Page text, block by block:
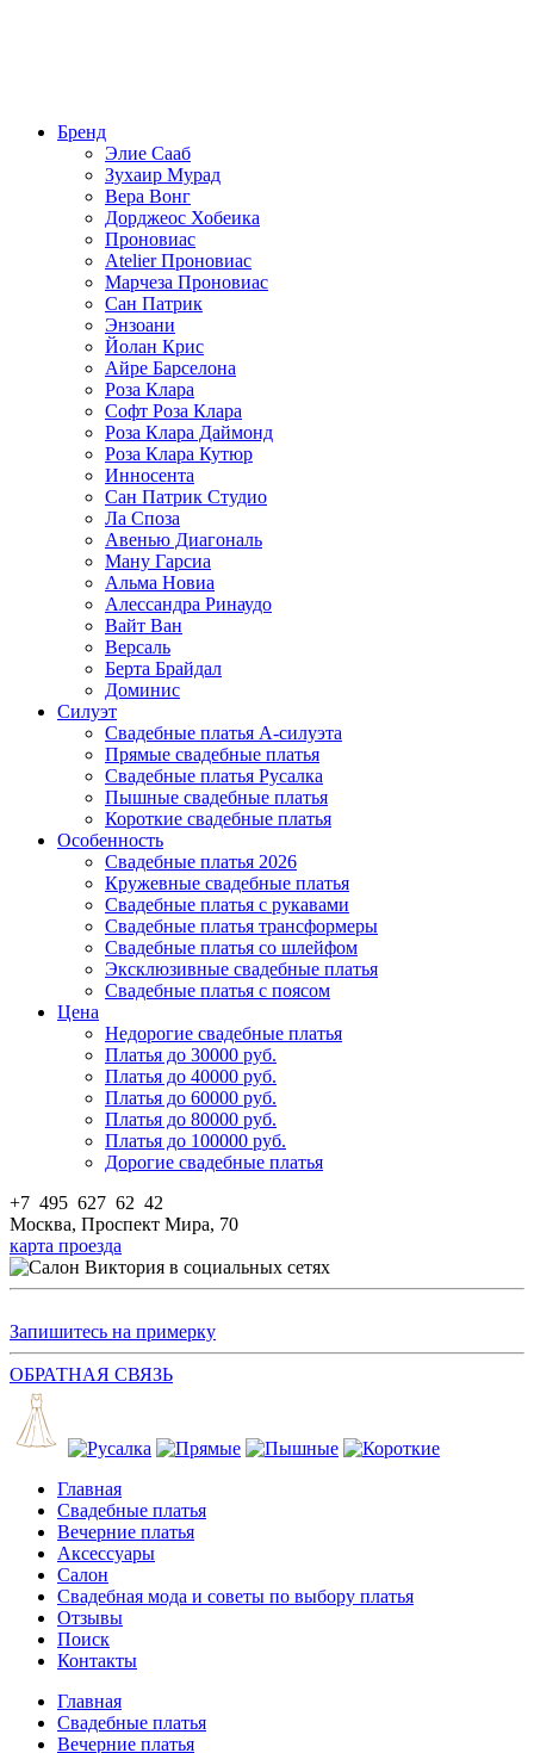
Бренд
Элие Сааб
Зухаир Мурад
Вера Вонг
Дорджеос Хобеика
Проновиас
Atelier Проновиас
Марчеза Проновиас
Сан Патрик
Энзоани
Йолан Крис
Айре Барселона
Роза Клара
Софт Роза Клара
Роза Клара Даймонд
Роза Клара Кутюр
Инносента
Сан Патрик Студио
Ла Споза
Авенью Диагональ
Ману Гарсиа
Альма Новиа
Алессандра Ринаудо
Вайт Ван
Версаль
Берта Брайдал
Доминис
Силуэт
Свадебные платья А-силуэта
Прямые свадебные платья
Свадебные платья Русалка
Пышные свадебные платья
Короткие свадебные платья
Особенность
Свадебные платья 2026
Кружевные свадебные платья
Свадебные платья с рукавами
Свадебные платья трансформеры
Свадебные платья со шлейфом
Эксклюзивные свадебные платья
Свадебные платья с поясом
Цена
Недорогие свадебные платья
Платья до 30000 руб.
Платья до 40000 руб.
Платья до 60000 руб.
Платья до 80000 руб.
Платья до 100000 руб.
Дорогие свадебные платья
+7 495 627 62 42
Москва, Проспект Мира, 70
карта проезда
Запишитесь на примерку
ОБРАТНАЯ СВЯЗЬ
Главная
Свадебные платья
Вечерние платья
Аксессуары
Салон
Свадебная мода и советы по выбору платья
Отзывы
Поиск
Контакты
Главная
Свадебные платья
Вечерние платья